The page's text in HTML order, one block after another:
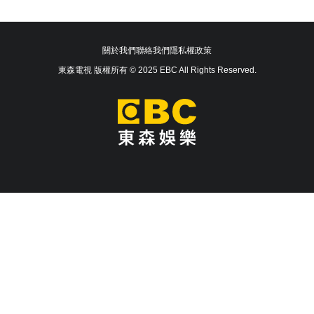
關於我們聯絡我們隱私權政策
東森電視 版權所有 © 2025 EBC All Rights Reserved.